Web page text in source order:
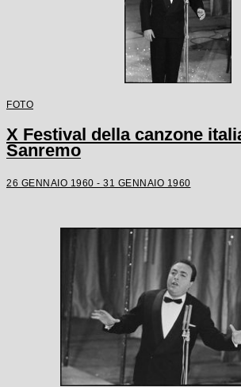
FOTO
X Festival della canzone
Sanremo
26 GENNAIO 1960 - 31 GENNAIO 1960